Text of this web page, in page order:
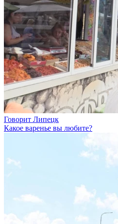
Говорит Липецк
Какое варенье вы любите?